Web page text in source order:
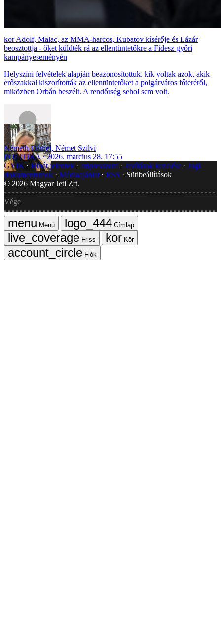
Adolf, Malac, az MMA-harcos, Kubatov kísérője és Lázár
beosztottja - őket küldték rá az ellentüntetőkre a Fidesz győri
kampányeseményén
Helyszíni felvételek alapján beazonosítottuk, kik voltak azok, akik
erőszakkal kiszorították az ellentüntetőket a polgárváros főteréről,
miközben Orbán beszélt. A rendőrség sehol sem volt.
Németh Dániel, Német Szilvi
POLITIKA
2026. március 28. 17:55
GYIK
Hibát jelentek Impresszum Javítások kezelése
Jogi
dokumentumok
Médiaajánlat RSS
Sütibeállítások
© 2026 Magyar Jeti Zrt.
Vége
Menü
Címlap
Friss
Kör
Fiók